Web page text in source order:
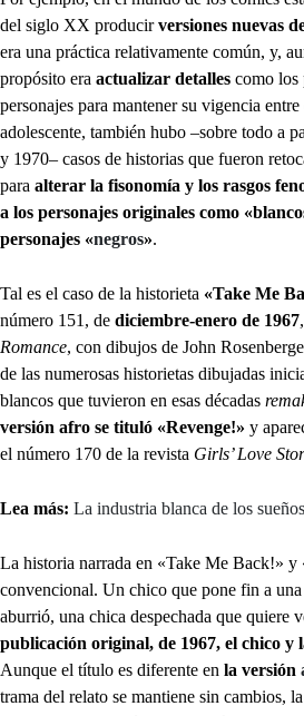
del siglo XX producirversiones nuevas
era una práctica relativamente común, y,
propósito era actualizar detalles como los
personajes para mantener su vigencia
adolescente, también hubo –sobre todo a
y 1970– casos de historias que fueron
para alterar la fisonomía y los rasgos
a los personajes originales como
personajes «negros».
Tal es el caso de la historieta «Take Me
número 151, de diciembre-enero de 1967
Romance, con dibujos de John
de las numerosas historietas dibujadas
blancos que tuvieron en esas décadas
versión afro se tituló «Revenge!» y
el número 170 de la revista Girls’ Love
Lea más: La industria blanca de los
La historia narrada en «Take Me Back!» y
convencional. Un chico que pone fin a
aburrió, una chica despechada que quiere
publicación original, de 1967, el chico y
Aunque el título es diferente en la versión
trama del relato se mantiene sin cambios,